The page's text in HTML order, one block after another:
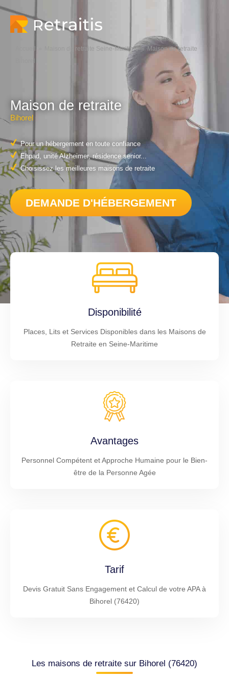
Maison de retraite Seine-Maritime
Maison de retraite
Maison de retraite
Bihorel
Pour un hébergement en toute confiance
Ehpad, unité Alzheimer, résidence senior...
Choisissez les meilleures maisons de retraite
DEMANDE D'HÉBERGEMENT
Disponibilité
Places, Lits et Services Disponibles dans les Maisons de
Retraite en Seine-Maritime
Avantages
Personnel Compétent et Approche Humaine pour le Bien-
être de la Personne Agée
Tarif
Devis Gratuit Sans Engagement et Calcul de votre APA à
Bihorel (76420)
Les maisons de retraite sur Bihorel (76420)